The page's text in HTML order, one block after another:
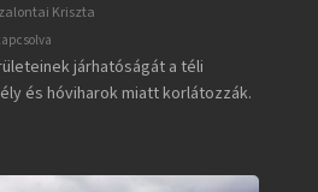
Kriszta
járhatóságát a téli
és hóviharok miatt korlátozzák.